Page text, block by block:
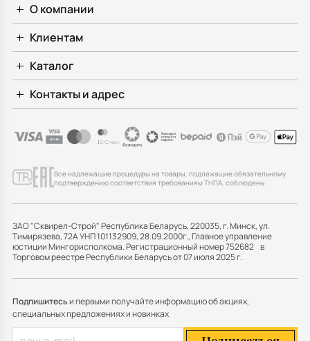
О компании
Клиентам
Каталог
Контакты и адрес
Все надлежащие процедуры на товары, подлежащие обязательному
подтверждению соответствия требованиям ТНПА, соблюдены
ЗАО "Сквирел-Строй" Республика Беларусь, 220035, г. Минск, ул.
Тимирязева, 72А УНП 101132909, 28.09.2000г., Главное управление
юстиции Мингорисполкома. Регистрационный номер 752682 в
Торговом реестре Республики Беларусь от 07 июля 2025 г.
Подпишитесьи первыми получайте информацию об акциях,
специальных предложениях и новинках